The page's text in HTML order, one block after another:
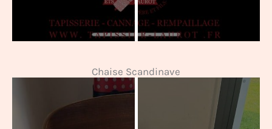
Chaise Scandinave